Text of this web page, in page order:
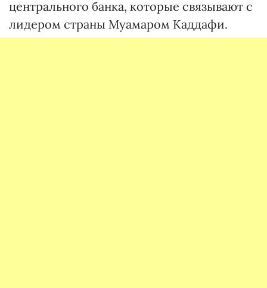
центрального банка, которые связывают с
лидером страны Муамаром Каддафи.